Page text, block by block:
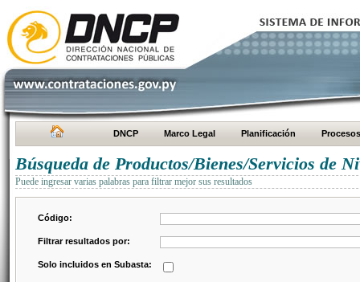
DNCP Marco Legal Planificación Procesos
Búsqueda de Productos/Bienes/Servicios de
Puede ingresar varias palabras para filtrar mejor sus resultados
Código:
Filtrar resultados por:
Solo incluidos en Subasta: